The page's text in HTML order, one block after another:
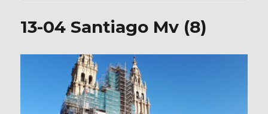
13-04 Santiago Mv (8)